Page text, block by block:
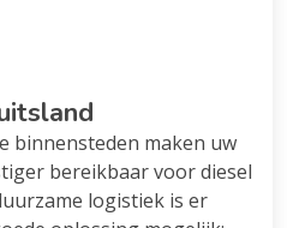
binnensteden maken uw
bereikbaar voor diesel
logistiek is er